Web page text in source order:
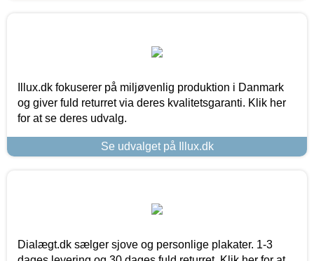
Illux.dk fokuserer på miljøvenlig produktion i Danmark
og giver fuld returret via deres kvalitetsgaranti. Klik her
for at se deres udvalg.
Se udvalget på Illux.dk
Dialægt.dk sælger sjove og personlige plakater. 1-3